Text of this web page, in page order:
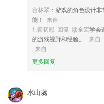
4,种类繁多又非常有趣的游戏和
5,可爱Q版萌萌哒贴纸，自定义文
6,资源：各种海量资源免费用！
单词闪卡，还有最热幼儿动画片
最新新2登录软件优势
容林翠 ：游戏的角色设计
能！
来自
1.管初冠 回复 缪全宏学会
的游戏视野和经验。
来自
来自
更多回复
水山蕊